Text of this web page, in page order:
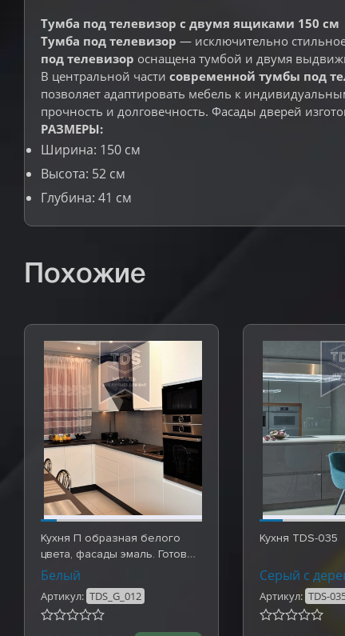
Тумба под телевизор с двумя ящиками 150 см
Тумба под телевизор — исключительно
под телевизор оснащена тумбой и двумя
В центральной части современной тумбы под
позволяет адаптировать мебель к
прочность и долговечность. Фасады дверей
РАЗМЕРЫ:
Ширина: 150 см
Высота: 52 см
Глубина: 41 см
Похожие
Кухня П образная белого
цвета, фасады эмаль. Готовые
работы TDS_…
Белый
Артикул: TDS_G_012
Кухня TDS-035
Серый с
Артикул: TDS-